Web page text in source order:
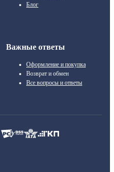
Блог
Важные ответы
Оформление и покупка
Возврат и обмен
Все вопросы и ответы